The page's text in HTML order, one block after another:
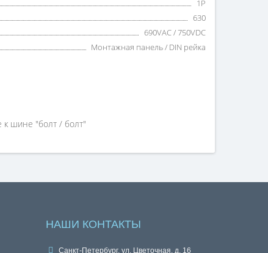
1P
630
690VAC / 750VDC
Монтажная панель / DIN рейка
к шине "болт / болт"
НАШИ КОНТАКТЫ
Санкт-Петербург, ул. Цветочная, д. 16